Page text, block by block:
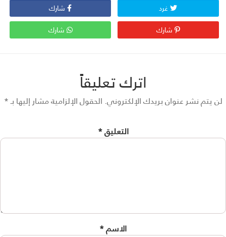
غرد
شارك
شارك
شارك
اترك تعليقاً
يتم نشر عنوان بريدك الإلكتروني. الحقول الإلزامية مشار إليها بـ*
التعليق*
الاسم*